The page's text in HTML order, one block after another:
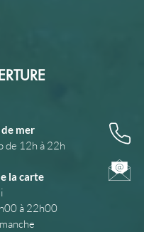
mer
de 12h à 22h
la carte
à 22h00